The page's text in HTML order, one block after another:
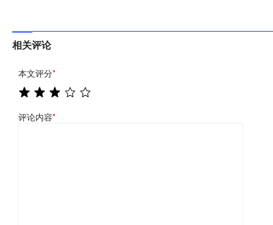
相关评论
本文评分*
评论内容*